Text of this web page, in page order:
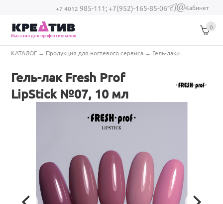
Перейти к основному содержанию
+7 4012 985-111;+7(952)-165-85-06
(link sends e-
Кабинет
Магазин для профессионалов
0
Вы здесь
КАТАЛОГ → Продукция для ногтевого сервиса → Гель-лаки
Гель-лак Fresh Prof
LipStick №07, 10 мл